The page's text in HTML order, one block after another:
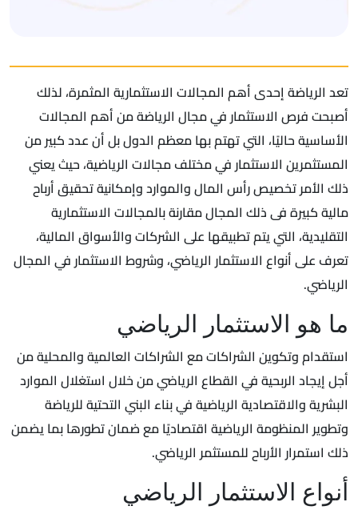
تعد الرياضة إحدى أهم المجالات الاستثمارية المثمرة، لذلك
أصبحت فرص الاستثمار في مجال الرياضة من أهم المجالات
الأساسية حاليًا، التي تهتم بها معظم الدول بل أن عدد كبير من
المستثمرين الاستثمار في مختلف مجالات الرياضية، حيث يعني
ذلك الأمر تخصيص رأس المال والموارد وإمكانية تحقيق أرباح
مالية كبيرة فى ذلك المجال مقارنة بالمجالات الاستثمارية
التقليدية، التي يتم تطبيقها على الشركات والأسواق المالية،
تعرف على أنواع الاستثمار الرياضي، وشروط الاستثمار في المجال
الرياضي.
ما هو الاستثمار الرياضي
استقدام وتكوين الشراكات مع الشراكات العالمية والمحلية من
أجل إيجاد الربحية في القطاع الرياضي من خلال استغلال الموارد
البشرية والاقتصادية الرياضية في بناء البني التحتية للرياضة
وتطوير المنظومة الرياضية اقتصاديًا مع ضمان تطورها بما يضمن
ذلك استمرار الأرباح للمستثمر الرياضي.
أنواع الاستثمار الرياضي